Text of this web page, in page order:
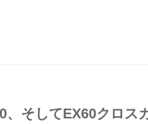
そしてEX60クロス